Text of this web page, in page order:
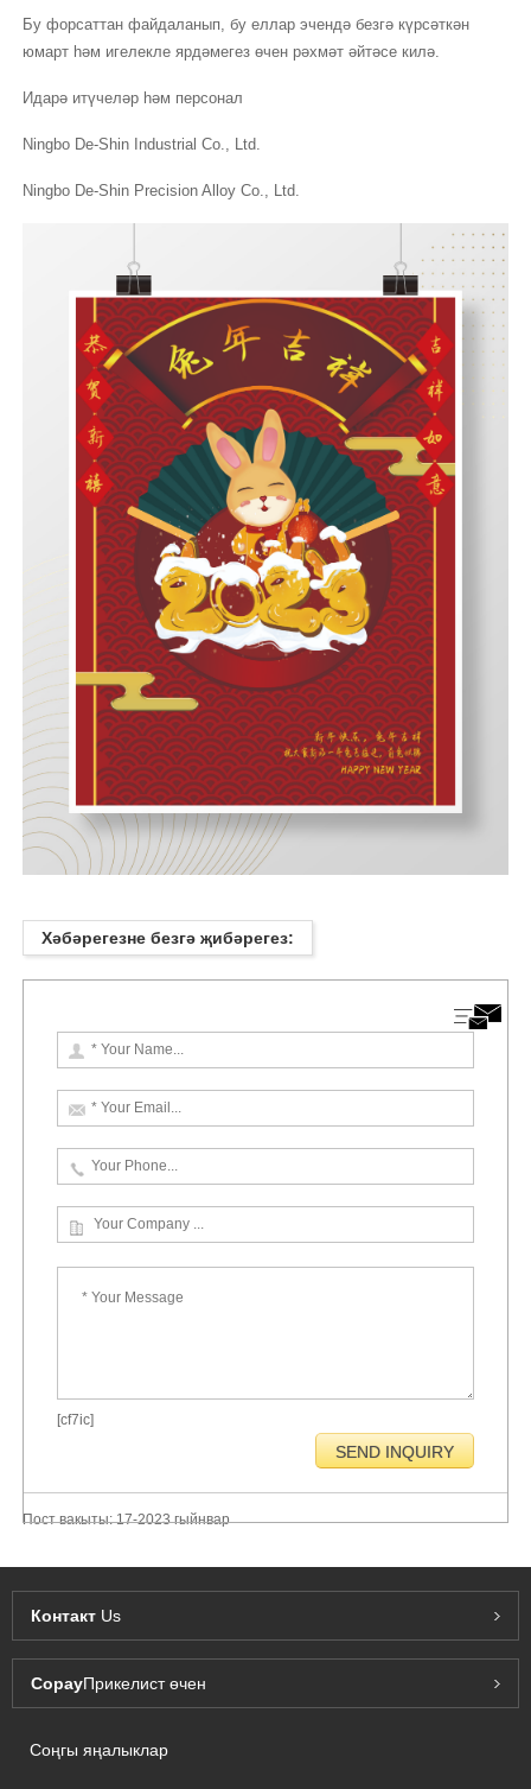
Бу форсаттан файдаланып, бу еллар эчендә безгә күрсәткән
юмарт һәм игелекле ярдәмегез өчен рәхмәт әйтәсе килә.
Идарә итүчеләр һәм персонал
Ningbo De-Shin Industrial Co., Ltd.
Ningbo De-Shin Precision Alloy Co., Ltd.
Хәбәрегезне безгә җибәрегез:
[cf7ic]
Пост вакыты: 17-2023 гыйнвар
Контакт Us
СорауПрикелист өчен
Соңгы яңалыклар